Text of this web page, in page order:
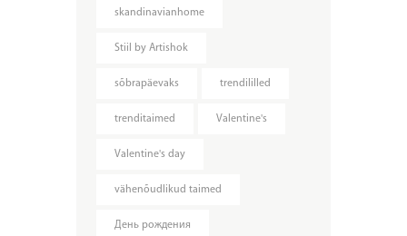
skandinavianhome
Stiil by Artishok
sõbrapäevaks trendililled
trenditaimed Valentine's
Valentine's day
vähenõudlikud taimed
День рождения